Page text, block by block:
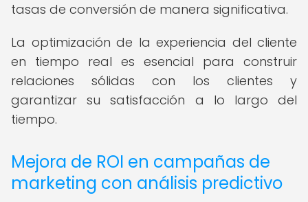
tasas de conversión de manera significativa.
La optimización de la experiencia del cliente
en tiempo real es esencial para construir
relaciones sólidas con los clientes y
garantizar su satisfacción a lo largo del
tiempo.
Mejora de ROI en campañas de
marketing con análisis predictivo